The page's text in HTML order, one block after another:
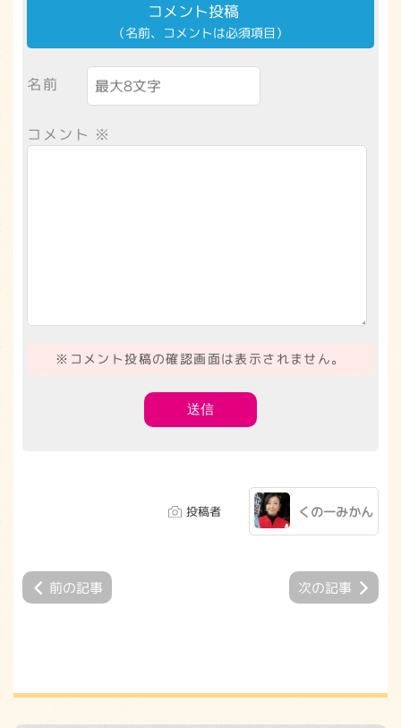
コメント投稿
（名前、コメントは必須項目）
名前
コメント ※
※コメント投稿の確認画面は表示されません。
投稿者 くの一みかん
前の記事 次の記事